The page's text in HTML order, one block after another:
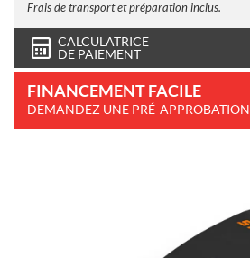
Frais de transport et préparation inclus.
CALCULATRICE
DE PAIEMENT
FINANCEMENT FACILE
DEMANDEZ UNE PRÉ-APPROBATION